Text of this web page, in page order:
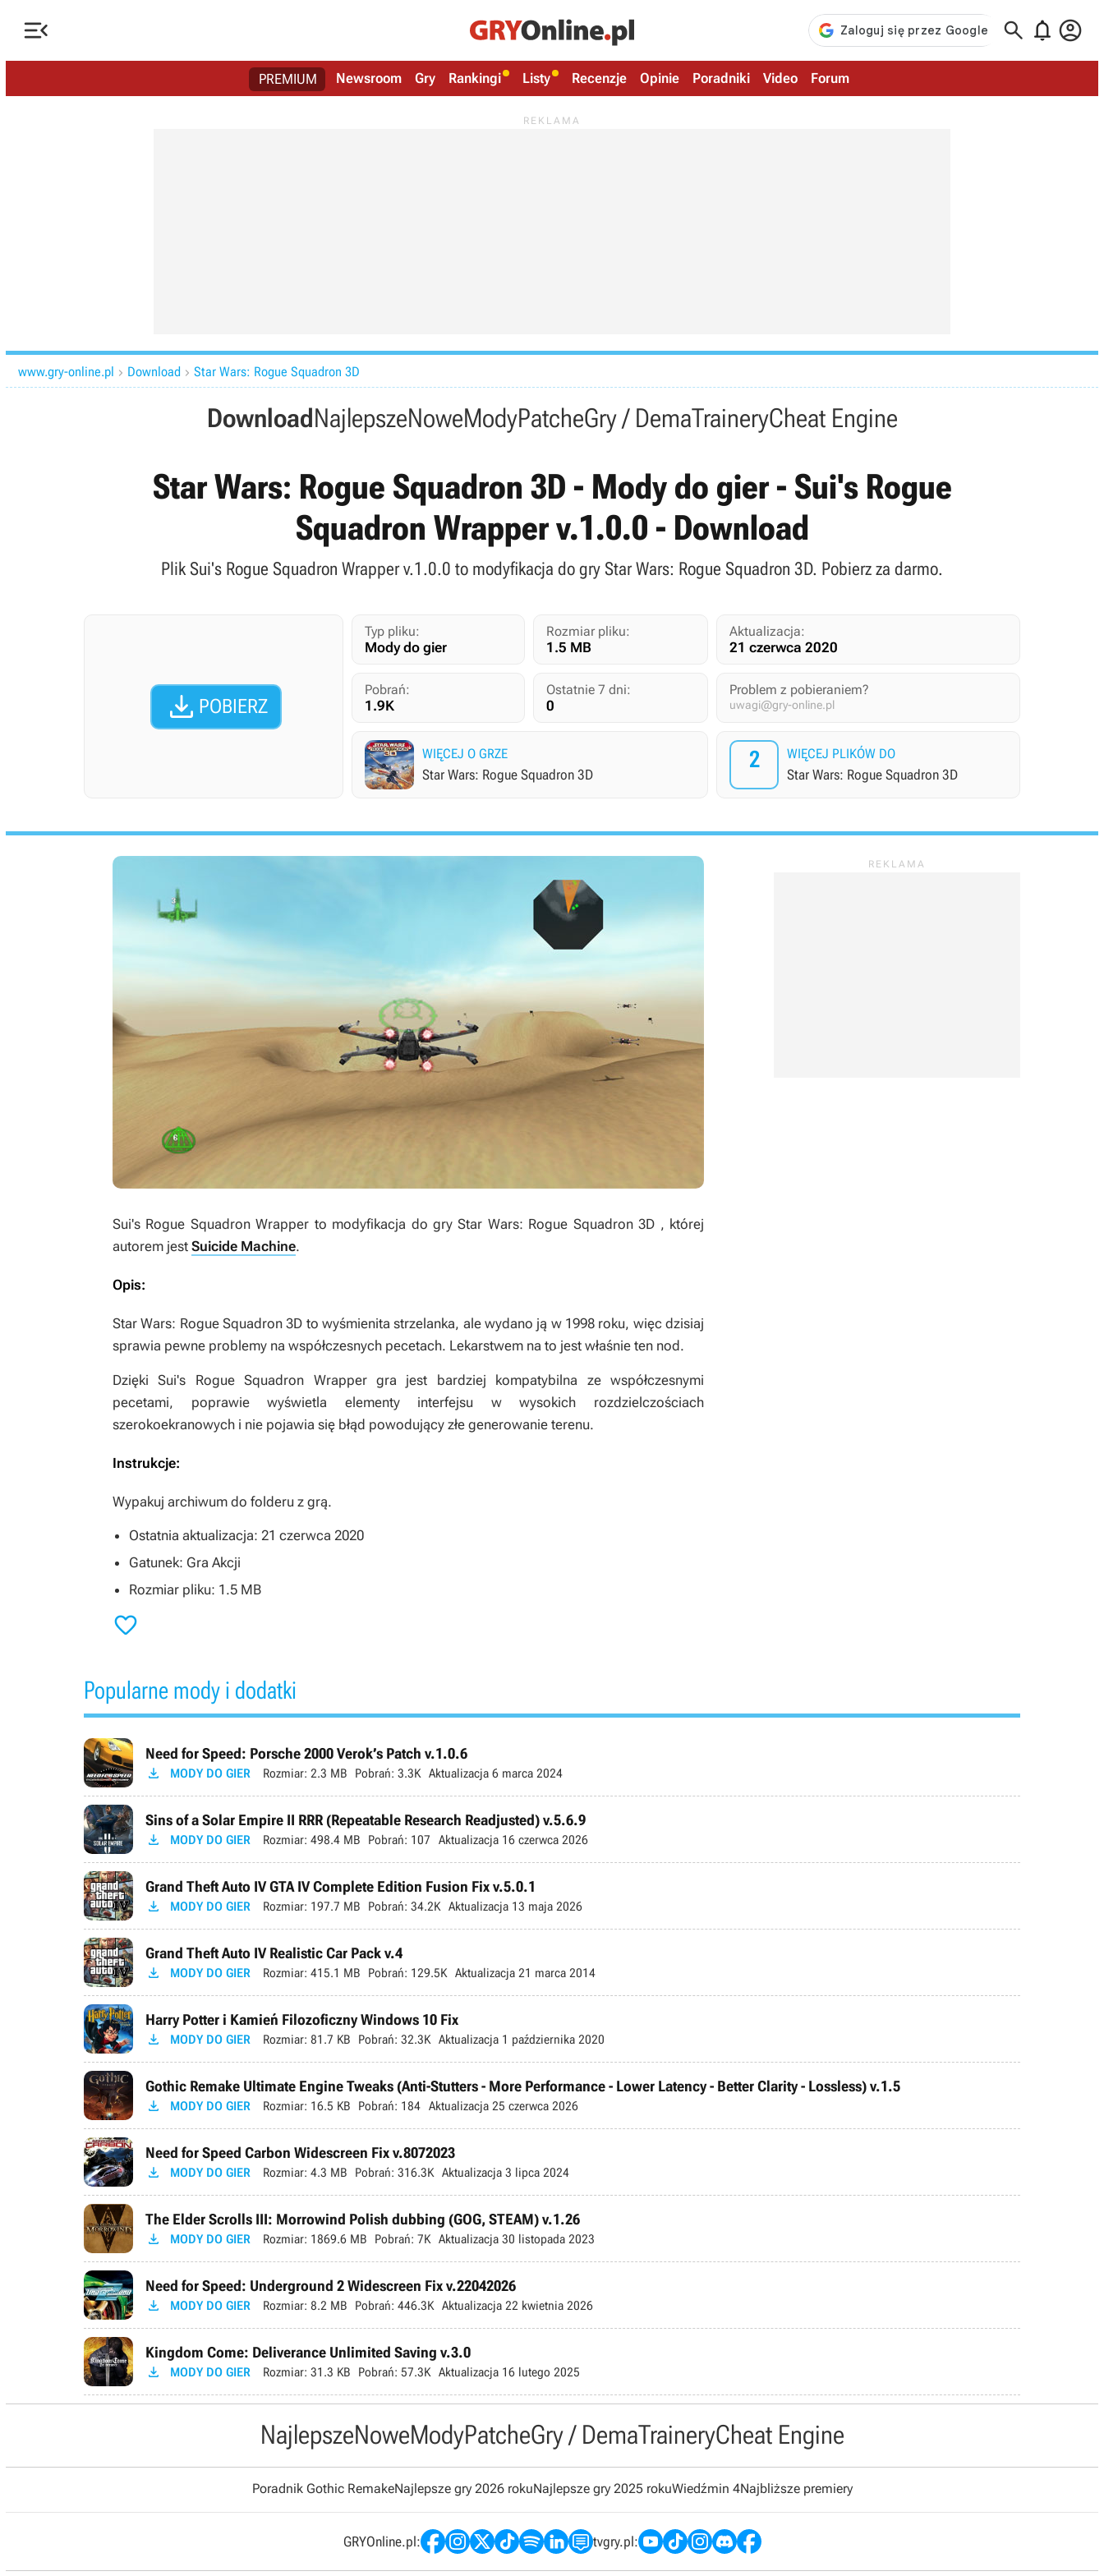
   
PREMIUM Newsroom Gry Rankingi Listy Recenzje Opinie Poradniki Video Forum
www.gry-online.pl  Download  Star Wars: Rogue Squadron 3D
DownloadNajlepszeNoweModyPatcheGry / DemaTraineryCheat Engine
Star Wars: Rogue Squadron 3D - Mody do gier - Sui's Rogue
Squadron Wrapper v.1.0.0 - Download
Plik Sui's Rogue Squadron Wrapper v.1.0.0 to modyfikacja do gry Star Wars: Rogue Squadron 3D. Pobierz za darmo.
 POBIERZ
Typ pliku:
Mody do gier
Rozmiar pliku:
1.5 MB
Aktualizacja:
21 czerwca 2020
Pobrań:
1.9K
Ostatnie 7 dni:
0
Problem z pobieraniem?
uwagi@gry-online.pl
WIĘCEJ O GRZE
Star Wars: Rogue Squadron 3D
2 WIĘCEJ PLIKÓW DO
Star Wars: Rogue Squadron 3D
Sui's Rogue Squadron Wrapper to modyfikacja do gryStar Wars: Rogue Squadron 3D , której
autorem jest Suicide Machine.
Opis:
Star Wars: Rogue Squadron 3D to wyśmienita strzelanka, ale wydano ją w 1998 roku, więc dzisiaj
sprawia pewne problemy na współczesnych pecetach. Lekarstwem na to jest właśnie ten nod.
DziękiSui's Rogue Squadron Wrappergra jest bardziej kompatybilna ze współczesnymi
pecetami, poprawie wyświetla elementy interfejsu w wysokich rozdzielczościach
szerokoekranowych i nie pojawia się błąd powodujący złe generowanie terenu.
Instrukcje:
Wypakuj archiwum do folderu z grą.
Ostatnia aktualizacja: 21 czerwca 2020
Gatunek: Gra Akcji
Rozmiar pliku: 1.5 MB

Popularne mody i dodatki
Need for Speed: Porsche 2000 Verok’s Patch v.1.0.6
 MODY DO GIER Rozmiar: 2.3 MB Pobrań: 3.3K Aktualizacja 6 marca 2024
Sins of a Solar Empire II RRR (Repeatable Research Readjusted) v.5.6.9
 MODY DO GIER Rozmiar: 498.4 MB Pobrań: 107 Aktualizacja 16 czerwca 2026
Grand Theft Auto IV GTA IV Complete Edition Fusion Fix v.5.0.1
 MODY DO GIER Rozmiar: 197.7 MB Pobrań: 34.2K Aktualizacja 13 maja 2026
Grand Theft Auto IV Realistic Car Pack v.4
 MODY DO GIER Rozmiar: 415.1 MB Pobrań: 129.5K Aktualizacja 21 marca 2014
Harry Potter i Kamień Filozoficzny Windows 10 Fix
 MODY DO GIER Rozmiar: 81.7 KB Pobrań: 32.3K Aktualizacja 1 października 2020
Gothic Remake Ultimate Engine Tweaks (Anti-Stutters - More Performance - Lower Latency - Better Clarity - Lossless) v.1.5
 MODY DO GIER Rozmiar: 16.5 KB Pobrań: 184 Aktualizacja 25 czerwca 2026
Need for Speed Carbon Widescreen Fix v.8072023
 MODY DO GIER Rozmiar: 4.3 MB Pobrań: 316.3K Aktualizacja 3 lipca 2024
The Elder Scrolls III: Morrowind Polish dubbing (GOG, STEAM) v.1.26
 MODY DO GIER Rozmiar: 1869.6 MB Pobrań: 7K Aktualizacja 30 listopada 2023
Need for Speed: Underground 2 Widescreen Fix v.22042026
 MODY DO GIER Rozmiar: 8.2 MB Pobrań: 446.3K Aktualizacja 22 kwietnia 2026
Kingdom Come: Deliverance Unlimited Saving v.3.0
 MODY DO GIER Rozmiar: 31.3 KB Pobrań: 57.3K Aktualizacja 16 lutego 2025
NajlepszeNoweModyPatcheGry / DemaTraineryCheat Engine
Poradnik Gothic RemakeNajlepsze gry 2026 rokuNajlepsze gry 2025 rokuWiedźmin 4Najbliższe premiery
GRYOnline.pl: tvgry.pl: